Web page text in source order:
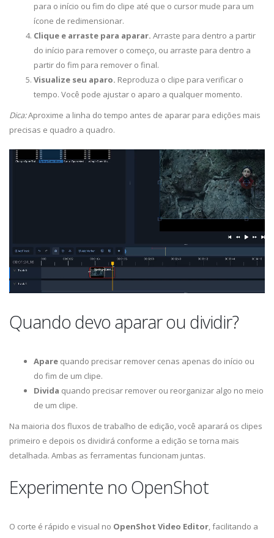
para o início ou fim do clipe até que o cursor mude para um
ícone de redimensionar.
Clique e arraste para aparar. Arraste para dentro a partir
do início para remover o começo, ou arraste para dentro a
partir do fim para remover o final.
Visualize seu aparo. Reproduza o clipe para verificar o
tempo. Você pode ajustar o aparo a qualquer momento.
Dica:Aproxime a linha do tempo antes de aparar para edições mais
precisas e quadro a quadro.
Quando devo aparar ou dividir?
Apare quando precisar remover cenas apenas do início ou
do fim de um clipe.
Divida quando precisar remover ou reorganizar algo no meio
de um clipe.
Na maioria dos fluxos de trabalho de edição, você aparará os clipes
primeiro e depois os dividirá conforme a edição se torna mais
detalhada. Ambas as ferramentas funcionam juntas.
Experimente no OpenShot
O corte é rápido e visual no OpenShot Video Editor, facilitando a